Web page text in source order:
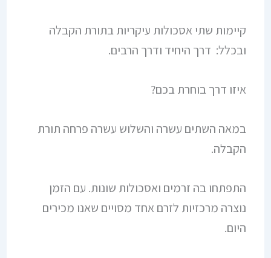
קיימות שתי אסכולות עיקריות בתורת הקבלה
ובכלל: דרך היחיד ודרך הרבים.
איזו דרך בוחרת בכם?
במאה השתים עשרה והשלוש עשרה פרחה תורת
הקבלה.
התפתחו בה זרמים ואסכולות שונות. עם הזמן
נוצרה מרכזיות לזרם אחד מסויים שאנו מכירים
היום.